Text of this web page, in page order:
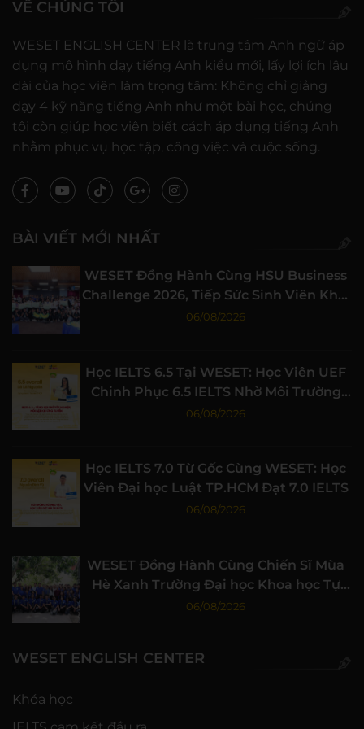
VỀ CHÚNG TÔI
WESET ENGLISH CENTER là trung tâm Anh ngữ áp
dụng mô hình dạy tiếng Anh kiểu mới, lấy lợi ích lâu
dài của học viên làm trọng tâm: Không chỉ giảng
dạy 4 kỹ năng tiếng Anh như một bài học, chúng
tôi còn giúp học viên biết cách áp dụng tiếng Anh
nhằm phục vụ học tập, công việc và cuộc sống.
BÀI VIẾT MỚI NHẤT
WESET Đồng Hành Cùng HSU Business
Challenge 2026, Tiếp Sức Sinh Viên Khởi
Nghiệp
06/08/2026
Học IELTS 6.5 Tại WESET: Học Viên UEF
Chinh Phục 6.5 IELTS Nhờ Môi Trường
Học Tập Chất Lượng
06/08/2026
Học IELTS 7.0 Từ Gốc Cùng WESET: Học
Viên Đại học Luật TP.HCM Đạt 7.0 IELTS
06/08/2026
WESET Đồng Hành Cùng Chiến Sĩ Mùa
Hè Xanh Trường Đại học Khoa học Tự
nhiên, ĐHQG-HCM
06/08/2026
WESET ENGLISH CENTER
Khóa học